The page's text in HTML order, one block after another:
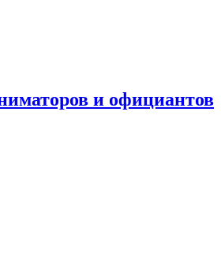
и официантов